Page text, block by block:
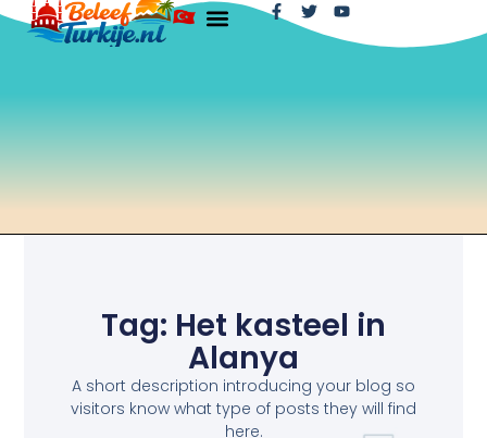
Tag: Het kasteel in
Alanya
A short description introducing your blog so
visitors know what type of posts they will find
here.